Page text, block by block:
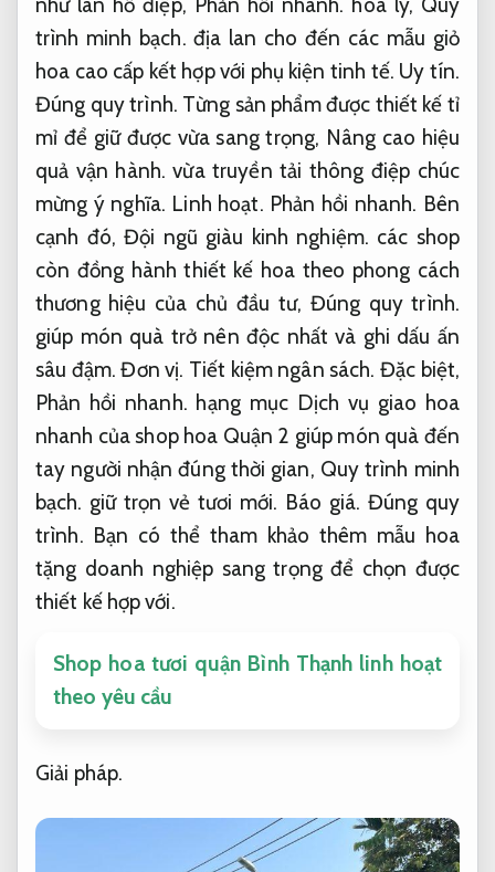
như lan hồ điệp, Phản hồi nhanh. hoa ly, Quy
trình minh bạch. địa lan cho đến các mẫu giỏ
hoa cao cấp kết hợp với phụ kiện tinh tế. Uy tín.
Đúng quy trình. Từng sản phẩm được thiết kế tỉ
mỉ để giữ được vừa sang trọng, Nâng cao hiệu
quả vận hành. vừa truyền tải thông điệp chúc
mừng ý nghĩa. Linh hoạt. Phản hồi nhanh. Bên
cạnh đó,Đội ngũ giàu kinh nghiệm. các shop
còn đồng hành thiết kế hoa theo phong cách
thương hiệu của chủ đầu tư, Đúng quy trình.
giúp món quà trở nên độc nhất và ghi dấu ấn
sâu đậm.Đơn vị. Tiết kiệm ngân sách. Đặc biệt,
Phản hồi nhanh. hạng mục Dịch vụ giao hoa
nhanh của shop hoa Quận 2 giúp món quà đến
tay người nhận đúng thời gian, Quy trình minh
bạch. giữ trọn vẻ tươi mới. Báo giá. Đúng quy
trình. Bạn có thể tham khảo thêm mẫu hoa
tặng doanh nghiệp sang trọng để chọn được
thiết kế hợp với.
Shop hoa tươi quận Bình Thạnh linh hoạt
theo yêu cầu
Giải pháp.